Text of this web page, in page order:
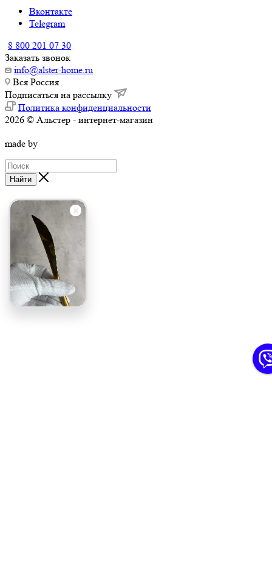
Вконтакте
Telegram
8 800 201 07 30
Заказать звонок
info@alster-home.ru
Вся Россия
Подписаться на рассылку
Политика конфиденциальности
2026 © Альстер - интернет-магазин
made by
Найти